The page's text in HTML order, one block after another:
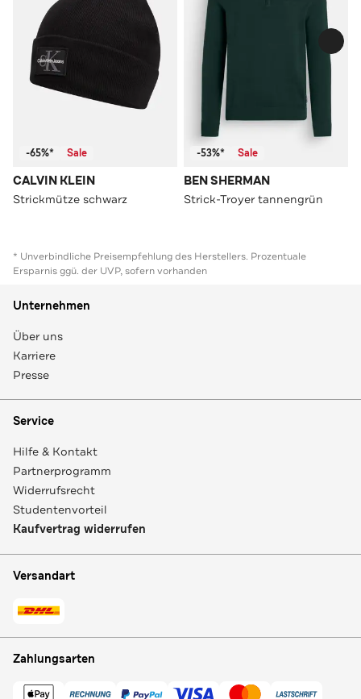
-65%* Sale
CALVIN KLEIN
Strickmütze schwarz
-53%* Sale
BEN SHERMAN
Strick-Troyer tannengrün
* Unverbindliche Preisempfehlung des Herstellers. Prozentuale
Ersparnis ggü. der UVP, sofern vorhanden
Unternehmen
Über uns
Karriere
Presse
Service
Hilfe & Kontakt
Partnerprogramm
Widerrufsrecht
Studentenvorteil
Kaufvertrag widerrufen
Versandart
Zahlungsarten